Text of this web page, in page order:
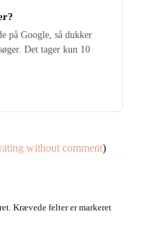
på Google, så dukker
Det tager kun 10
without comment)
Krævede felter er markeret